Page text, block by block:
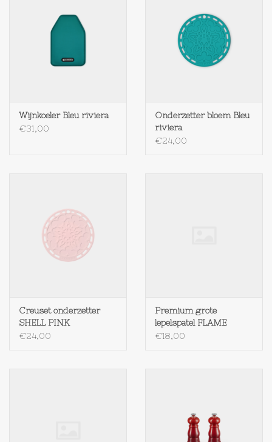
Keukenspullen
Cadeaubon
Olieflessen
Wijnkoeler Bleu riviera
€31,00
Onderzetter bloem Bleu
riviera
€24,00
Creuset onderzetter
SHELL PINK
€24,00
Premium grote
lepelspatel FLAME
€18,00